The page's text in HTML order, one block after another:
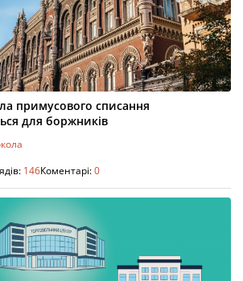
примусового списання
для боржників
146Коментарі:0